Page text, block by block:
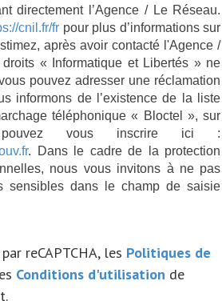
directement l’Agence / Le Réseau.
cnil.fr/frpour plus d’informations sur
après avoir contacté l'Agence /
« Informatique et Libertés » ne
pouvez adresser une réclamation
informons de l’existence de la liste
téléphonique « Bloctel », sur
vous inscrire ici :
. Dans le cadre de la protection
nous vous invitons à ne pas
sensibles dans le champ de saisie
reCAPTCHA, les Politiques de
Conditions d'utilisation de